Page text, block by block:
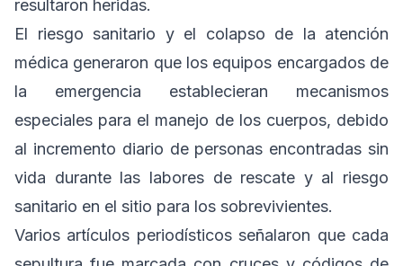
resultaron heridas.
El riesgo sanitario y el colapso de la atención
médica generaron que los equipos encargados de
la emergencia establecieran mecanismos
especiales para el manejo de los cuerpos, debido
al incremento diario de personas encontradas sin
vida durante las labores de rescate y al riesgo
sanitario en el sitio para los sobrevivientes.
Varios artículos periodísticos señalaron que cada